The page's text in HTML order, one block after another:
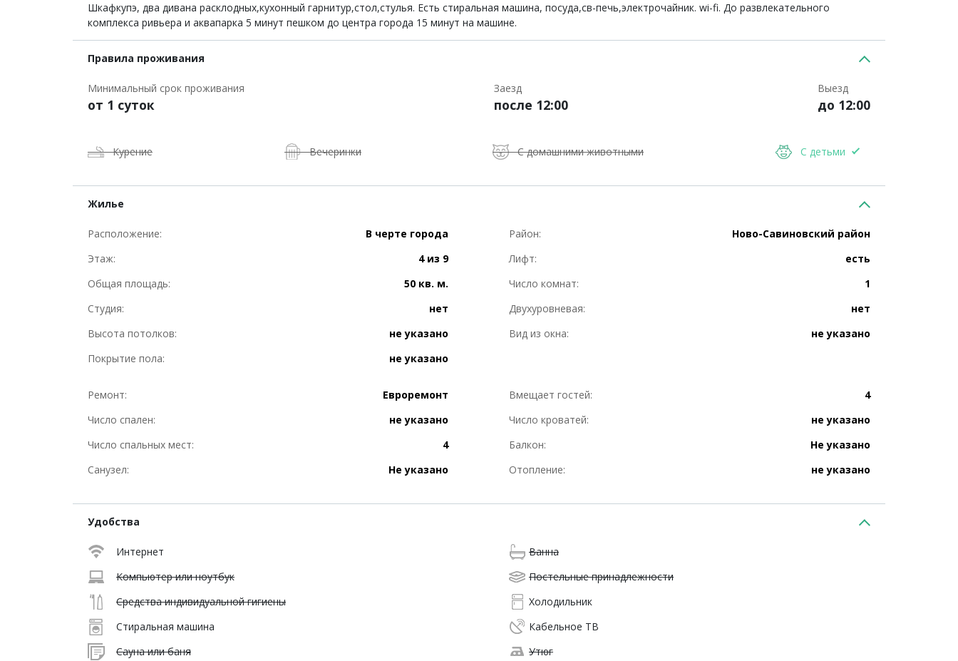
Шкафкупэ, два дивана расклодных,кухонный гарнитур,стол,стулья. Есть стиральная машина, посуда,св-печь,электрочайник. wi-fi. До развлекательного
комплекса ривьера и аквапарка 5 минут пешком до центра города 15 минут на машине.
Правила проживания
Минимальный срок проживания
от 1 суток
Заезд
после 12:00
Выезд
до 12:00
Курение Вечеринки С домашними животными С детьми
Жилье
Расположение: В черте города Район:
Ново-Савиновский район
Этаж:
4 из 9 Лифт:
есть
Общая площадь:
50 кв. м. Число комнат:
1
Студия:
нет Двухуровневая:
нет
Высота потолков:
не указано Вид из окна:
не указано
Покрытие пола:
не указано
Ремонт: Евроремонт Вмещает гостей:
4
Число спален:
не указано Число кроватей:
не указано
Число спальных мест:
4 Балкон:
Не указано
Санузел:
Не указано Отопление: не указано
Удобства
Интернет
Ванна
Компьютер или ноутбук
Постельные принадлежности
Средства индивидуальной гигиены
Холодильник
Стиральная машина
Кабельное ТВ
Сауна или баня
Утюг